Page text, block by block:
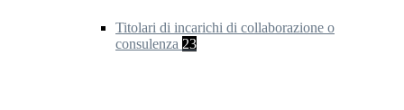
Titolari di incarichi di collaborazione o
consulenza 23